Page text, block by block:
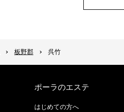
板野郡 呉竹
ポーラのエステ
はじめての方へ